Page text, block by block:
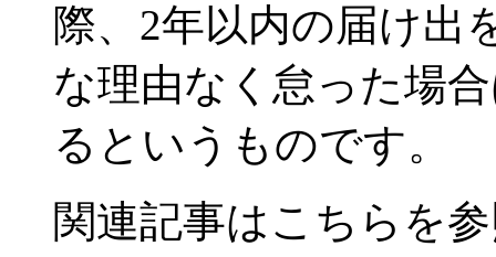
際、2年以内の届け出
な理由なく怠った場
るというものです。
関連記事はこちらを